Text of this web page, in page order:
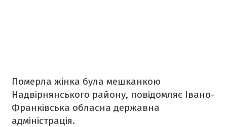
Померла жінка була мешканкою
Надвірнянського району, повідомляє Івано-
Франківська обласна державна
адміністрація.